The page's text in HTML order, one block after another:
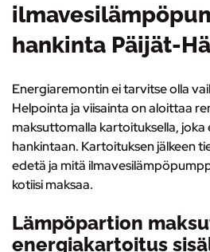
hankinta Päijät-
Energiaremontin ei tarvitse olla
Helpointa ja viisainta onaloittaa
maksuttomalla kartoituksella, joka
hankintaan. Kartoituksen jälkeen
edetä ja mitä
kotiisi maksaa.
Lämpöpartion
energiakartoitus